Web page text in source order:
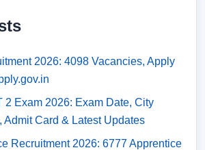
2026: 4098 Vacancies, Apply
2 Exam 2026: Exam Date, City
Admit Card & Latest Updates
Recruitment 2026: 6777 Apprentice